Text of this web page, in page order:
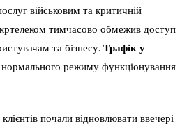
військовим та критичній
тимчасово обмежив доступ
та бізнесу. Трафік у
нормального режиму функціонування
почали відновлювати ввечері